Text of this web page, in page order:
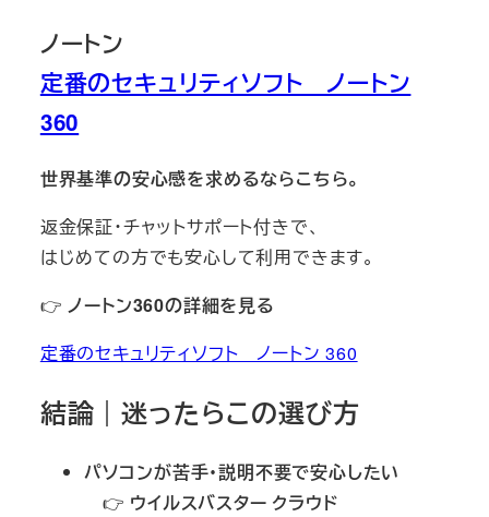
ノートン
定番のセキュリティソフト ノートン
360
世界基準の安心感を求めるならこちら。
返金保証・チャットサポート付きで、
はじめての方でも安心して利用できます。
👉ノートン360の詳細を見る
定番のセキュリティソフト ノートン 360
結論｜迷ったらこの選び方
パソコンが苦手・説明不要で安心したい
👉 ウイルスバスター クラウド